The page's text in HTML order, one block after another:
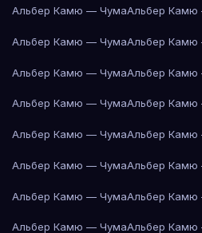
Альбер Камю — ЧумаАльбер
Альбер Камю — ЧумаАльбер
Альбер Камю — ЧумаАльбер
Альбер Камю — ЧумаАльбер
Альбер Камю — ЧумаАльбер
Альбер Камю — ЧумаАльбер
Альбер Камю — ЧумаАльбер
Альбер Камю — ЧумаАльбер